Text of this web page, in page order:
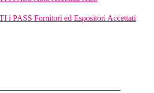
i PASS Fornitori ed Espositori Accettati